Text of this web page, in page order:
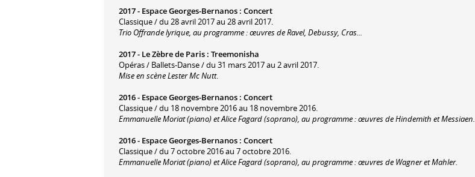
2017 - Espace Georges-Bernanos : Concert
Classique / du 28 avril 2017 au 28 avril 2017.
Trio Offrande lyrique, au programme : œuvres de Ravel, Debussy, Cras...
2017 - Le Zèbre de Paris : Treemonisha
Opéras / Ballets-Danse / du 31 mars 2017 au 2 avril 2017.
Mise en scène Lester Mc Nutt.
2016 - Espace Georges-Bernanos : Concert
Classique / du 18 novembre 2016 au 18 novembre 2016.
Emmanuelle Moriat (piano) et Alice Fagard (soprano), au programme : œuvres de Hindemith et Messiaen.
2016 - Espace Georges-Bernanos : Concert
Classique / du 7 octobre 2016 au 7 octobre 2016.
Emmanuelle Moriat (piano) et Alice Fagard (soprano), au programme : œuvres de Wagner et Mahler.